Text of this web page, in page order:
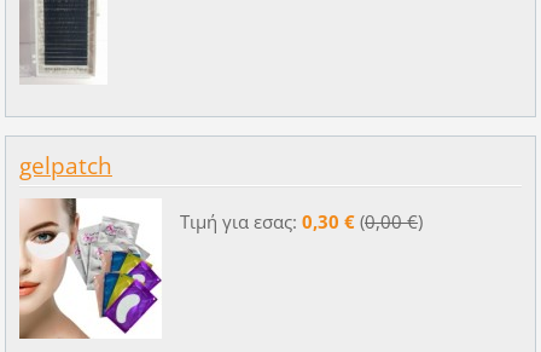
gelpatch
Τιμή για εσας: 0,30 €(0,00 €)